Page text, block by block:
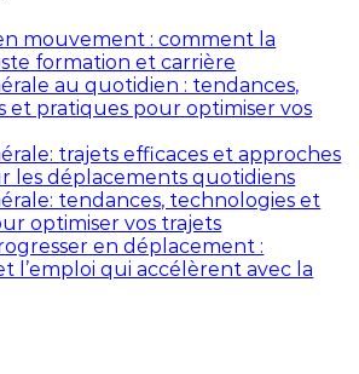
mouvement : comment la
formation et carrière
au quotidien : tendances,
et pratiques pour optimiser vos
trajets efficaces et approches
les déplacements quotidiens
tendances, technologies et
optimiser vos trajets
en déplacement :
l’emploi qui accélèrent avec la